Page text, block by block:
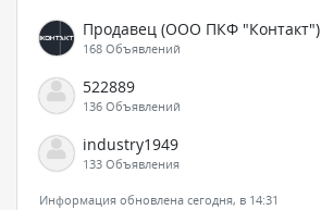
Продавец (ООО ПКФ "Контакт")
168 Объявлений
522889
136 Объявлений
industry1949
133 Объявления
Информация обновлена сегодня, в 14:31